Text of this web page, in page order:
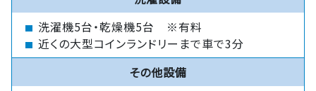
洗濯機5台・乾燥機5台 ※有料
近くの大型コインランドリーまで車で3分
その他設備